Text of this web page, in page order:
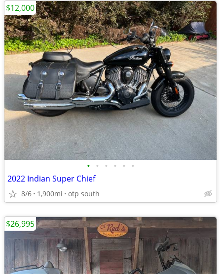
• • • • • •
2022 Indian Super Chief
8/6 1,900mi otp south
$12,000
$26,995